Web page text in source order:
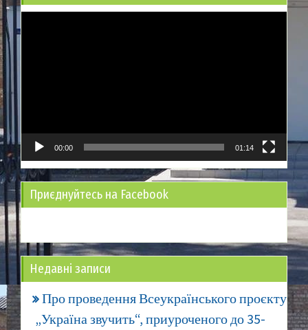
00:00 01:14
Приєднуйтесь на Facebook
Недавні записи
Про проведення Всеукраїнського проєкту
„Україна звучить“, приуроченого до 35-